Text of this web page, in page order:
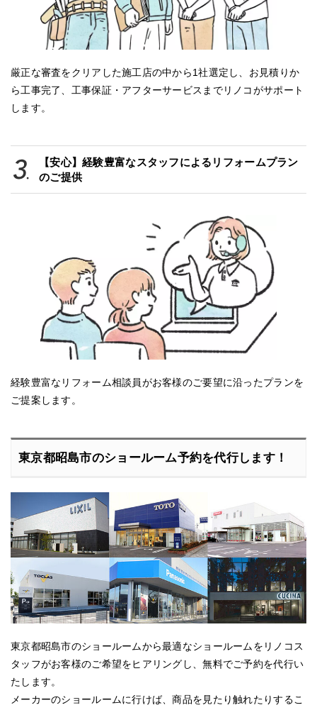
厳正な審査をクリアした施工店の中から1社選定し、お見積りか
ら工事完了、工事保証・アフターサービスまでリノコがサポート
します。
【安心】経験豊富なスタッフによるリフォームプラン
のご提供
経験豊富なリフォーム相談員がお客様のご要望に沿ったプランを
ご提案します。
東京都昭島市のショールーム予約を代行します！
東京都昭島市のショールームから最適なショールームをリノコス
タッフがお客様のご希望をヒアリングし、無料でご予約を代行い
たします。
メーカーのショールームに行けば、商品を見たり触れたりするこ